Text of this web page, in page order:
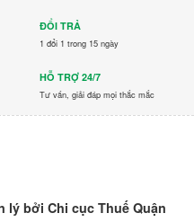
ĐỔI TRẢ
1 đổi 1 trong 15 ngày
HỖ TRỢ 24/7
Tư vấn, giải đáp mọi thắc mắc
lý bởi Chi cục Thuế Quận